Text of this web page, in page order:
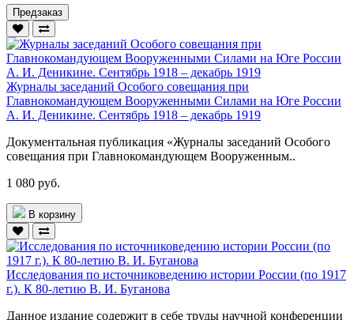
Предзаказ
Журналы заседаний Особого совещания при
Главнокомандующем Вооруженными Силами на Юге России
А. И. Деникине. Сентябрь 1918 – декабрь 1919
Документальная публикация «Журналы заседаний Особого
совещания при Главнокомандующем Вооруженным..
1 080 руб.
В корзину
Исследования по источниковедению истории России (по 1917
г.). К 80-летию В. И. Буганова
Данное издание содержит в себе труды научной конференции